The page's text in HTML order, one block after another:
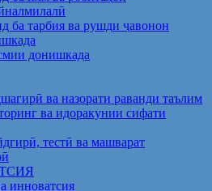
ба тарбия ва рушди ҷавонон
донишкада
ва назорати раванди таълим
ва идоракунии сифати
тестӣ ва машварат
инноватсия